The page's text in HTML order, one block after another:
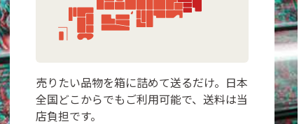
売りたい品物を箱に詰めて送るだけ。日本
全国どこからでもご利用可能で、送料は当
店負担です。